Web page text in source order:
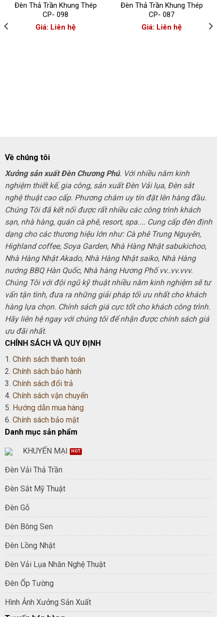
Đèn Thả Trần Khung Thép
CP- 098
Giá: Liên hệ
Đèn Thả Trần Khung Thép
CP- 087
Giá: Liên hệ
Về chúng tôi
Xưởng sản xuất Đèn Chương Phú. Với nhiều năm kinh
nghiệm thiết kế, gia công, sản xuất Đèn Vải lụa, Đèn sắt
nghệ thuật cao cấp. Phương châm uy tín đặt lên hàng đầu.
Chúng Tôi đã kết nối được rất nhiều các công trình khách
sạn, nhà hàng, quán cà phê, resort, spa.... Cung cấp đèn định
dạng cho các thương hiệu lớn như: Cà phê Trung Nguyên,
Highland coffee, Soya Garden, Nhà Hàng Nhật sabukichoo,
Nhà Hàng Nhật Akado, Nhà Hàng Nhật saiko, Nhà Hàng
nướng BBQ Hàn Quốc, Nhà hàng Hương Phố vv..vv.vvv.
Chúng Tôi với đội ngũ kỹ thuật nhiều năm kinh nghiệm sẽ tư
vấn tận tình, đưa ra những giải pháp tối ưu nhất cho khách
hàng lựa chọn. Chính sách giá cực tốt cho khách công trình.
Hãy liên hệ ngay với chúng tôi để nhận được chính sách giá
ưu đãi nhất.
CHÍNH SÁCH VÀ QUY ĐỊNH
1. Chính sách thanh toán
2. Chính sách bảo hành
3. Chính sách đổi trả
4. Chính sách vận chuyển
5. Hướng dẫn mua hàng
6. Chính sách bảo mật
Danh mục sản phẩm
KHUYẾN MẠI
Đèn Vải Thả Trần
Đèn Sắt Mỹ Thuật
Đèn Gỗ
Đèn Bông Sen
Đèn Lồng Nhật
Đèn Vải Lụa Nhăn Nghệ Thuật
Đèn Ốp Tường
Hình Ảnh Xưởng Sản Xuất